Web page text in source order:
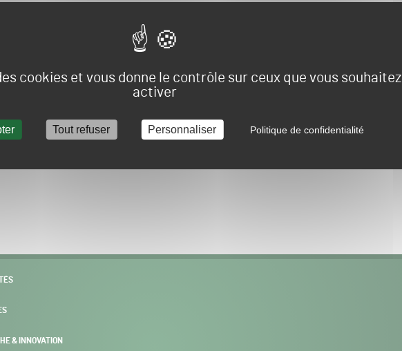
cookies et vous donne le contrôle sur ceux que vous souhaitez
activer
Tout refuser Personnaliser Politique de confidentialité
Redirection vers e-spacevert
POURSUIVRE VERS E-SPACEVERT BY SALONVERT
& INNOVATION